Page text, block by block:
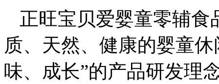
正旺宝贝爱婴童零辅
质、天然、健康的婴童
味、成长”的产品研发理